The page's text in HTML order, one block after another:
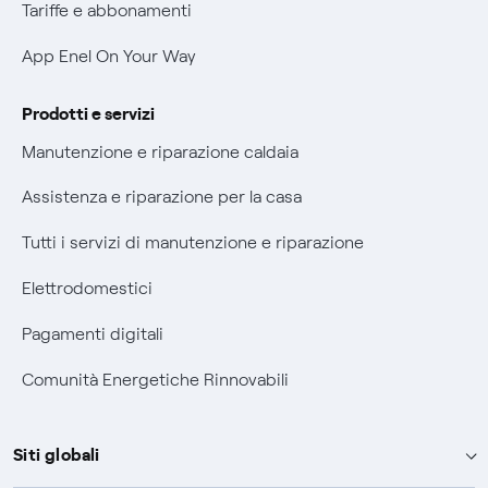
Verifica chi ti ha chiamato
Agevolazione utenti con disabilità per offerte Fibra
Tariffe e abbonamenti
App Enel On Your Way
Prodotti e servizi
Manutenzione e riparazione caldaia
Assistenza e riparazione per la casa
Tutti i servizi di manutenzione e riparazione
Elettrodomestici
Pagamenti digitali
Comunità Energetiche Rinnovabili
Siti globali